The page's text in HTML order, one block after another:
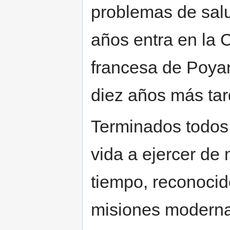
problemas de
años entra en la
francesa de
diez años más
Terminados
vida a ejercer de
tiempo,
misiones